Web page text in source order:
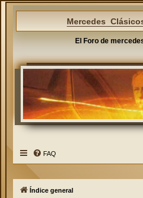
Mercedes
El Foro de
FAQ
Índice general